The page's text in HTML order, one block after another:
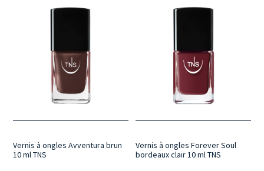
Vernis à ongles Avventura brun
10 ml TNS
Vernis à ongles Forever Soul
bordeaux clair 10 ml TNS